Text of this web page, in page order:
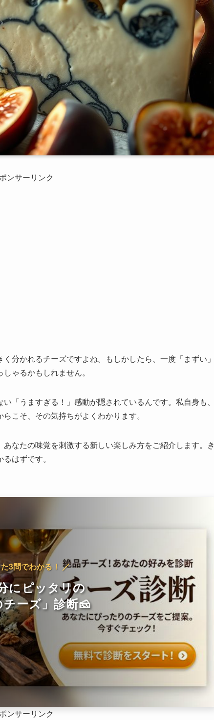
ンサーリンク
分かれるチーズですよね。もしかしたら、一度「まずい」
ゃるかもしれません。
「うますぎる！」感動が隠されているんです。私自身も、
こそ、その気持ちがよくわかります。
なたの味覚を刺激する新しい楽しみ方をご紹介します。き
はずです。
3問でわかる！ ／
にピッタリの
ーズ」診断🧀
ンサーリンク